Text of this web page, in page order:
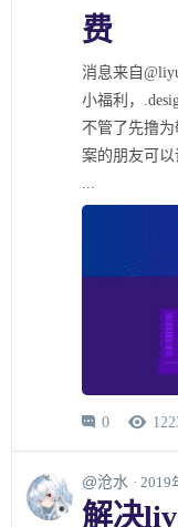
费
消息来自
小福利，
不管了先撸
案的朋友可以
 0 
@沧水 · 2019
解决